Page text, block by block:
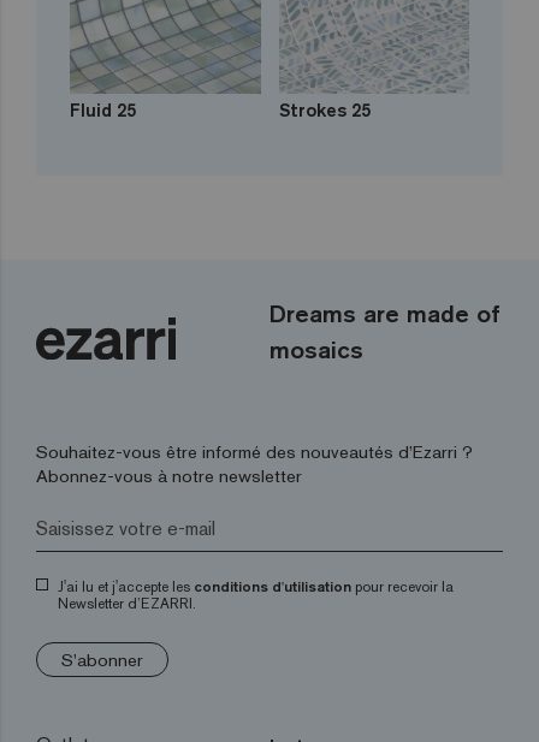
Fluid 25 Strokes 25
Dreams are made of
mosaics
Souhaitez-vous être informé des nouveautés d’Ezarri ?
Abonnez-vous à notre newsletter
J'ai lu et j'accepte les conditions d'utilisation pour recevoir la
Newsletter d’EZARRI.
S'abonner